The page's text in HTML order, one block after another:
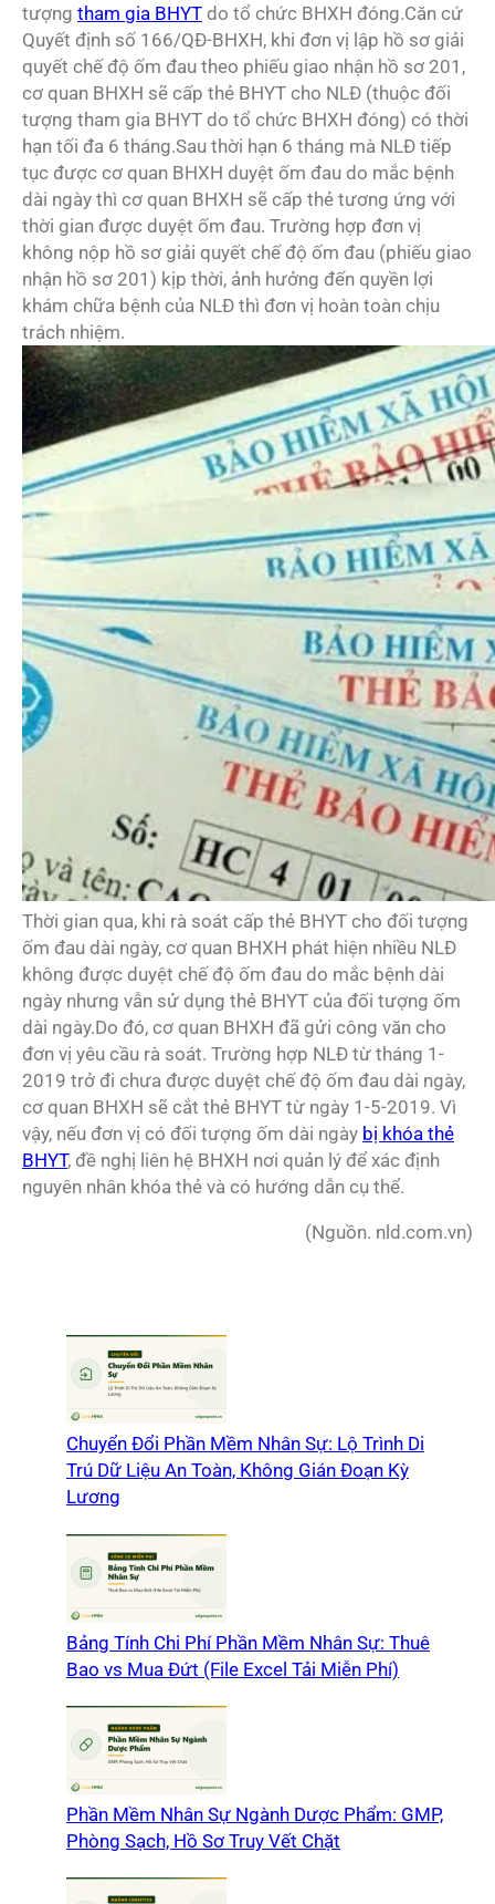
tượng tham gia BHYT do tổ chức BHXH đóng.Căn cứ
Quyết định số 166/QĐ-BHXH, khi đơn vị lập hồ sơ giải
quyết chế độ ốm đau theo phiếu giao nhận hồ sơ 201,
cơ quan BHXH sẽ cấp thẻ BHYT cho NLĐ (thuộc đối
tượng tham gia BHYT do tổ chức BHXH đóng) có thời
hạn tối đa 6 tháng.Sau thời hạn 6 tháng mà NLĐ tiếp
tục được cơ quan BHXH duyệt ốm đau do mắc bệnh
dài ngày thì cơ quan BHXH sẽ cấp thẻ tương ứng với
thời gian được duyệt ốm đau. Trường hợp đơn vị
không nộp hồ sơ giải quyết chế độ ốm đau (phiếu giao
nhận hồ sơ 201) kịp thời, ảnh hưởng đến quyền lợi
khám chữa bệnh của NLĐ thì đơn vị hoàn toàn chịu
trách nhiệm.
Thời gian qua, khi rà soát cấp thẻ BHYT cho đối tượng
ốm đau dài ngày, cơ quan BHXH phát hiện nhiều NLĐ
không được duyệt chế độ ốm đau do mắc bệnh dài
ngày nhưng vẫn sử dụng thẻ BHYT của đối tượng ốm
dài ngày.Do đó, cơ quan BHXH đã gửi công văn cho
đơn vị yêu cầu rà soát. Trường hợp NLĐ từ tháng 1-
2019 trở đi chưa được duyệt chế độ ốm đau dài ngày,
cơ quan BHXH sẽ cắt thẻ BHYT từ ngày 1-5-2019. Vì
vậy, nếu đơn vị có đối tượng ốm dài ngày bị khóa thẻ
BHYT, đề nghị liên hệ BHXH nơi quản lý để xác định
nguyên nhân khóa thẻ và có hướng dẫn cụ thể.
(Nguồn. nld.com.vn)
Chuyển Đổi Phần Mềm Nhân Sự: Lộ Trình Di
Trú Dữ Liệu An Toàn, Không Gián Đoạn Kỳ
Lương
Bảng Tính Chi Phí Phần Mềm Nhân Sự: Thuê
Bao vs Mua Đứt (File Excel Tải Miễn Phí)
Phần Mềm Nhân Sự Ngành Dược Phẩm: GMP,
Phòng Sạch, Hồ Sơ Truy Vết Chặt